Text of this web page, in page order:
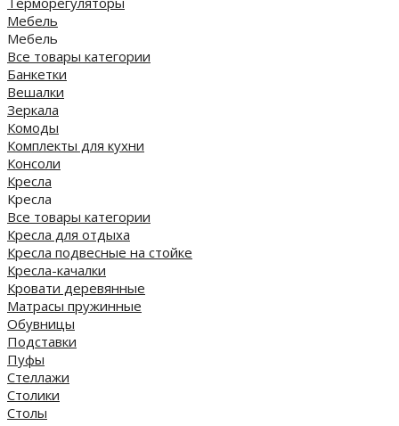
Мебель
Мебель
Все товары категории
Банкетки
Вешалки
Зеркала
Комоды
Комплекты для кухни
Консоли
Кресла
Кресла
Все товары категории
Кресла для отдыха
Кресла подвесные на стойке
Кресла-качалки
Кровати деревянные
Матрасы пружинные
Обувницы
Подставки
Пуфы
Стеллажи
Столики
Столы